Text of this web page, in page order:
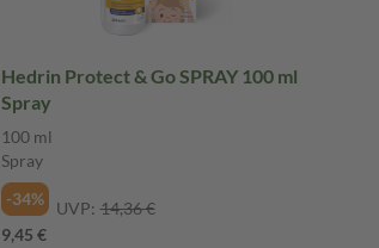
Hedrin Protect & Go SPRAY 100 ml
Spray
100 ml
Spray
-34%
UVP: 14,36 €
9,45 €